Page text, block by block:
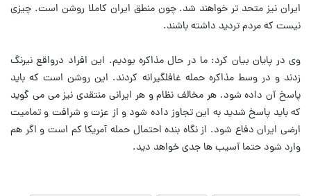
ایران نیز متحد تر خواهند شد. چون منطق ایران کاملا روشن است. چیزی
نیست که مردم تردید داشته باشند.
وی در پایان بیان کرد: ما در حال مذاکره بودیم. این افراد درواقع نیرنگ
زدند و در وسط مذاکره حمله غافلگیرانه کردند. این روشن است که باید
پاسخ آن داده شود. هر مخالف نظام و هر ایرانی منتقدی نیز می می گوید
که باید پاسخ شدید به این تجاوز داده شود و از عزت و شرافت و تمامیت
ارضی ایران دفاع شود. از نگاه بنده احتمال حمله آمریکا کم است و اگر هم
وارد شود حتما آسیب ها جدی خواهد دید.